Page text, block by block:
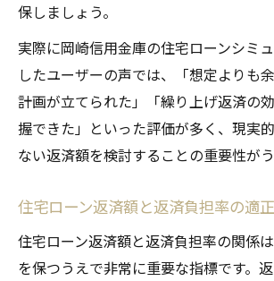
保しましょう。
実際に岡崎信用金庫の住宅ローンシミ
したユーザーの声では、「想定よりも
計画が立てられた」「繰り上げ返済の
握できた」といった評価が多く、現実
ない返済額を検討することの重要性がう
住宅ローン返済額と返済負担率の適
住宅ローン返済額と返済負担率の関係
を保つうえで非常に重要な指標です。返